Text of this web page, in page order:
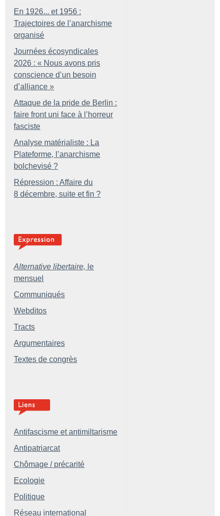
En 1926... et 1956 :
Trajectoires de l’anarchisme
organisé
Journées écosyndicales
2026 : « Nous avons pris
conscience d’un besoin
d’alliance »
Attaque de la pride de Berlin :
faire front uni face à l’horreur
fasciste
Analyse matérialiste : La
Plateforme, l’anarchisme
bolchevisé ?
Répression : Affaire du
8 décembre, suite et fin ?
Alternative libertaire, le
mensuel
Communiqués
Webditos
Tracts
Argumentaires
Textes de congrès
Antifascisme et antimiltarisme
Antipatriarcat
Chômage / précarité
Ecologie
Politique
Réseau international